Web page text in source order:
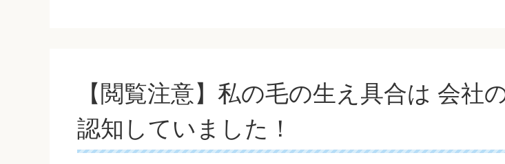
【閲覧注意】私の毛の生え具合は 会社
認知していました！